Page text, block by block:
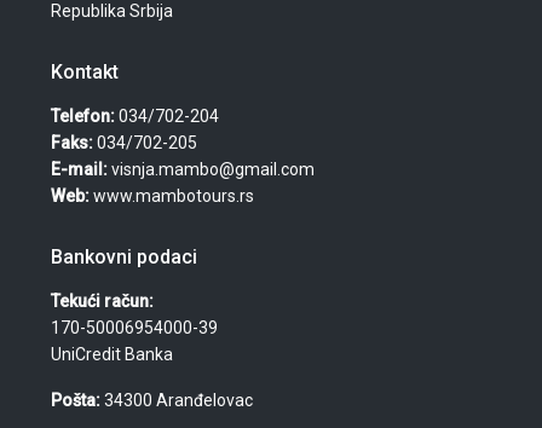
Republika Srbija
Kontakt
Telefon:034/702-204
Faks:034/702-205
E-mail:visnja.mambo@gmail.com
Web:www.mambotours.rs
Bankovni podaci
Tekući račun:
170-50006954000-39
UniCredit Banka
Pošta:34300 Aranđelovac